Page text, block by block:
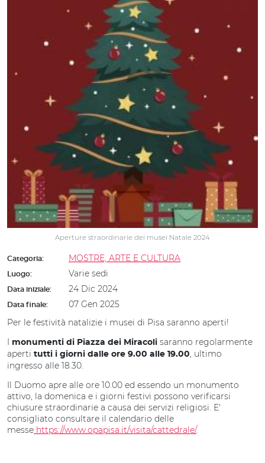
Aperture straordinarie dei musei Natale 2024
Categoria: MOSTRE, ARTE E CULTURA
Luogo: Varie sedi
Data iniziale: 24 Dic 2024
Data finale:
07 Gen 2025
Per le festività natalizie i musei di Pisa saranno aperti!
monumenti di Piazza dei Miracoli saranno regolarmente
aperti tutti i giorni dalle ore 9.00 alle 19.00, ultimo
ingresso alle 18.30.
Il Duomo apre alle ore 10.00 ed essendo un monumento
attivo, la domenica e i giorni festivi possono verificarsi
chiusure straordinarie a causa dei servizi religiosi. E'
consigliato consultare il calendario delle
messe https://www.opapisa.it/visita/cattedrale/.